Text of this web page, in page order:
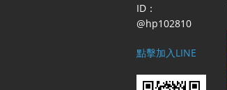
ID：
@hp102810
點擊加入LINE